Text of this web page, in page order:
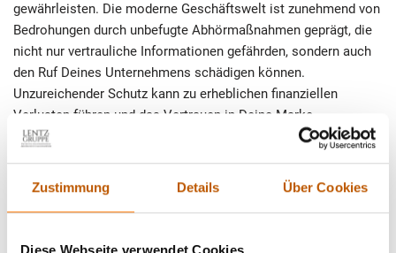
Zustimmung Details Über Cookies
Diese Webseite verwendet Cookies
gewährleisten. Die moderne Geschäftswelt ist zunehmend von
Bedrohungen durch unbefugte Abhörmaßnahmen geprägt, die
nicht nur vertrauliche Informationen gefährden, sondern auch
den Ruf Deines Unternehmens schädigen können.
Unzureichender Schutz kann zu erheblichen finanziellen
Verlusten führen und das Vertrauen in Deine Marke
untergraben. Unternehmen müssen sich der Tatsache bewusst
Ziel für Spione und Cyberkriminelle darstellen. Technologische
Lösungen wie verschlüsselte Kommunikationsmittel und
diesen Risiken entgegenzuwirken. Doch der Einsatz dieser